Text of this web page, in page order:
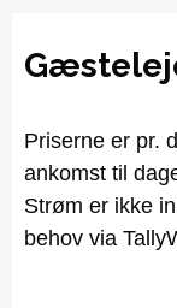
Priserne er pr.
ankomst til
Strøm er ikke
behov via